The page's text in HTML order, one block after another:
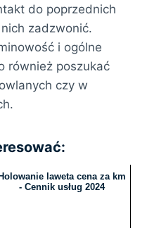
do poprzednich
zadzwonić.
i ogólne
również poszukać
czy w
laweta cena za km
- Cennik usług 2024